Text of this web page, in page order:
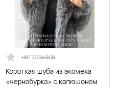
нет отзывов
Короткая шуба из экомеха
«чернобурка» с капюшоном